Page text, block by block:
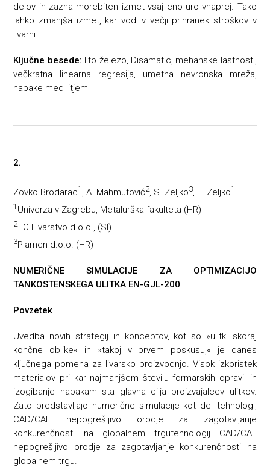
delov in zazna morebiten izmet vsaj eno uro vnaprej. Tako
lahko zmanjša izmet, kar vodi v večji prihranek stroškov v
livarni.
Ključne besede: lito železo, Disamatic, mehanske lastnosti,
večkratna linearna regresija, umetna nevronska mreža,
napake med litjem
2.
Zovko Brodarac1 , A. Mahmutović2, S. Zeljko3, L. Zeljko1
1 Univerza v Zagrebu, Metalurška fakulteta (HR)
2TC Livarstvo d.o.o., (SI)
3Plamen d.o.o. (HR)
NUMERIČNE SIMULACIJE ZA OPTIMIZACIJO
TANKOSTENSKEGA ULITKA EN-GJL-200
Povzetek
Uvedba novih strategij in konceptov, kot so »ulitki skoraj
končne oblike« in »takoj v prvem poskusu,« je danes
ključnega pomena za livarsko proizvodnjo. Visok izkoristek
materialov pri kar najmanjšem številu formarskih opravil in
izogibanje napakam sta glavna cilja proizvajalcev ulitkov.
Zato predstavljajo numerične simulacije kot del tehnologij
CAD/CAE nepogrešljivo orodje za zagotavljanje
konkurenčnosti na globalnem trgutehnologij CAD/CAE
nepogrešljivo orodje za zagotavljanje konkurenčnosti na
globalnem trgu.